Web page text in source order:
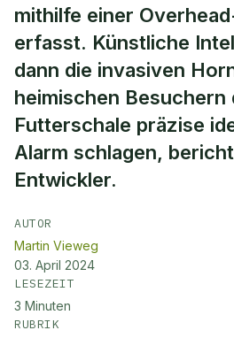
mithilfe einer
erfasst. Künstliche
dann die invasiven
heimischen Besuchern
Futterschale präzise
Alarm schlagen,
Entwickler.
AUTOR
Martin Vieweg
03. April 2024
LESEZEIT
3 Minuten
RUBRIK